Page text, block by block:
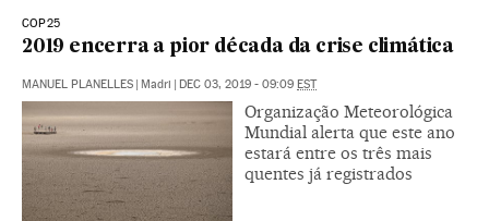
COP25
2019 encerra a pior década da crise climática
MANUEL PLANELLES | Madri | DEC 03, 2019 - 09:09 EST
Organização Meteorológica
Mundial alerta que este ano
estará entre os três mais
quentes já registrados